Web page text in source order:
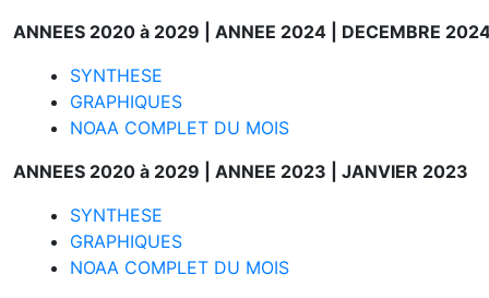
ANNEES 2020 à 2029 | ANNEE 2024 | DECEMBRE
SYNTHESE
GRAPHIQUES
NOAA COMPLET DU MOIS
ANNEES 2020 à 2029 | ANNEE 2023 | JANVIER 2023
SYNTHESE
GRAPHIQUES
NOAA COMPLET DU MOIS